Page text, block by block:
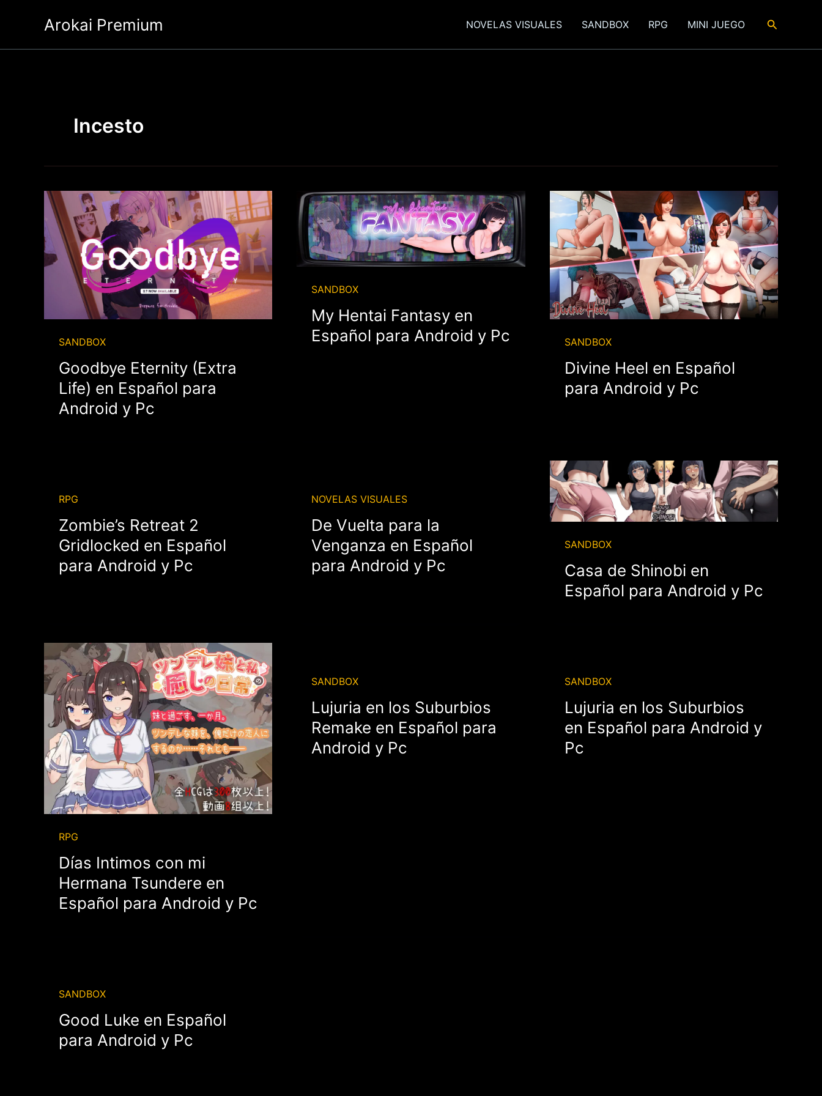
Arokai Premium NOVELAS VISUALES SANDBOX RPG MINI JUEGO Buscar
Incesto
SANDBOX
Goodbye Eternity (Extra
Life) en Español para
Android y Pc
SANDBOX
My Hentai Fantasy en
Español para Android y Pc
SANDBOX
Divine Heel en Español
para Android y Pc
RPG
Zombie’s Retreat 2
Gridlocked en Español
para Android y Pc
NOVELAS VISUALES
De Vuelta para la
Venganza en Español
para Android y Pc
SANDBOX
Casa de Shinobi en
Español para Android y Pc
RPG
Días Intimos con mi
Hermana Tsundere en
Español para Android y Pc
SANDBOX
Lujuria en los Suburbios
Remake en Español para
Android y Pc
SANDBOX
Lujuria en los Suburbios
en Español para Android y
Pc
SANDBOX
Good Luke en Español
para Android y Pc